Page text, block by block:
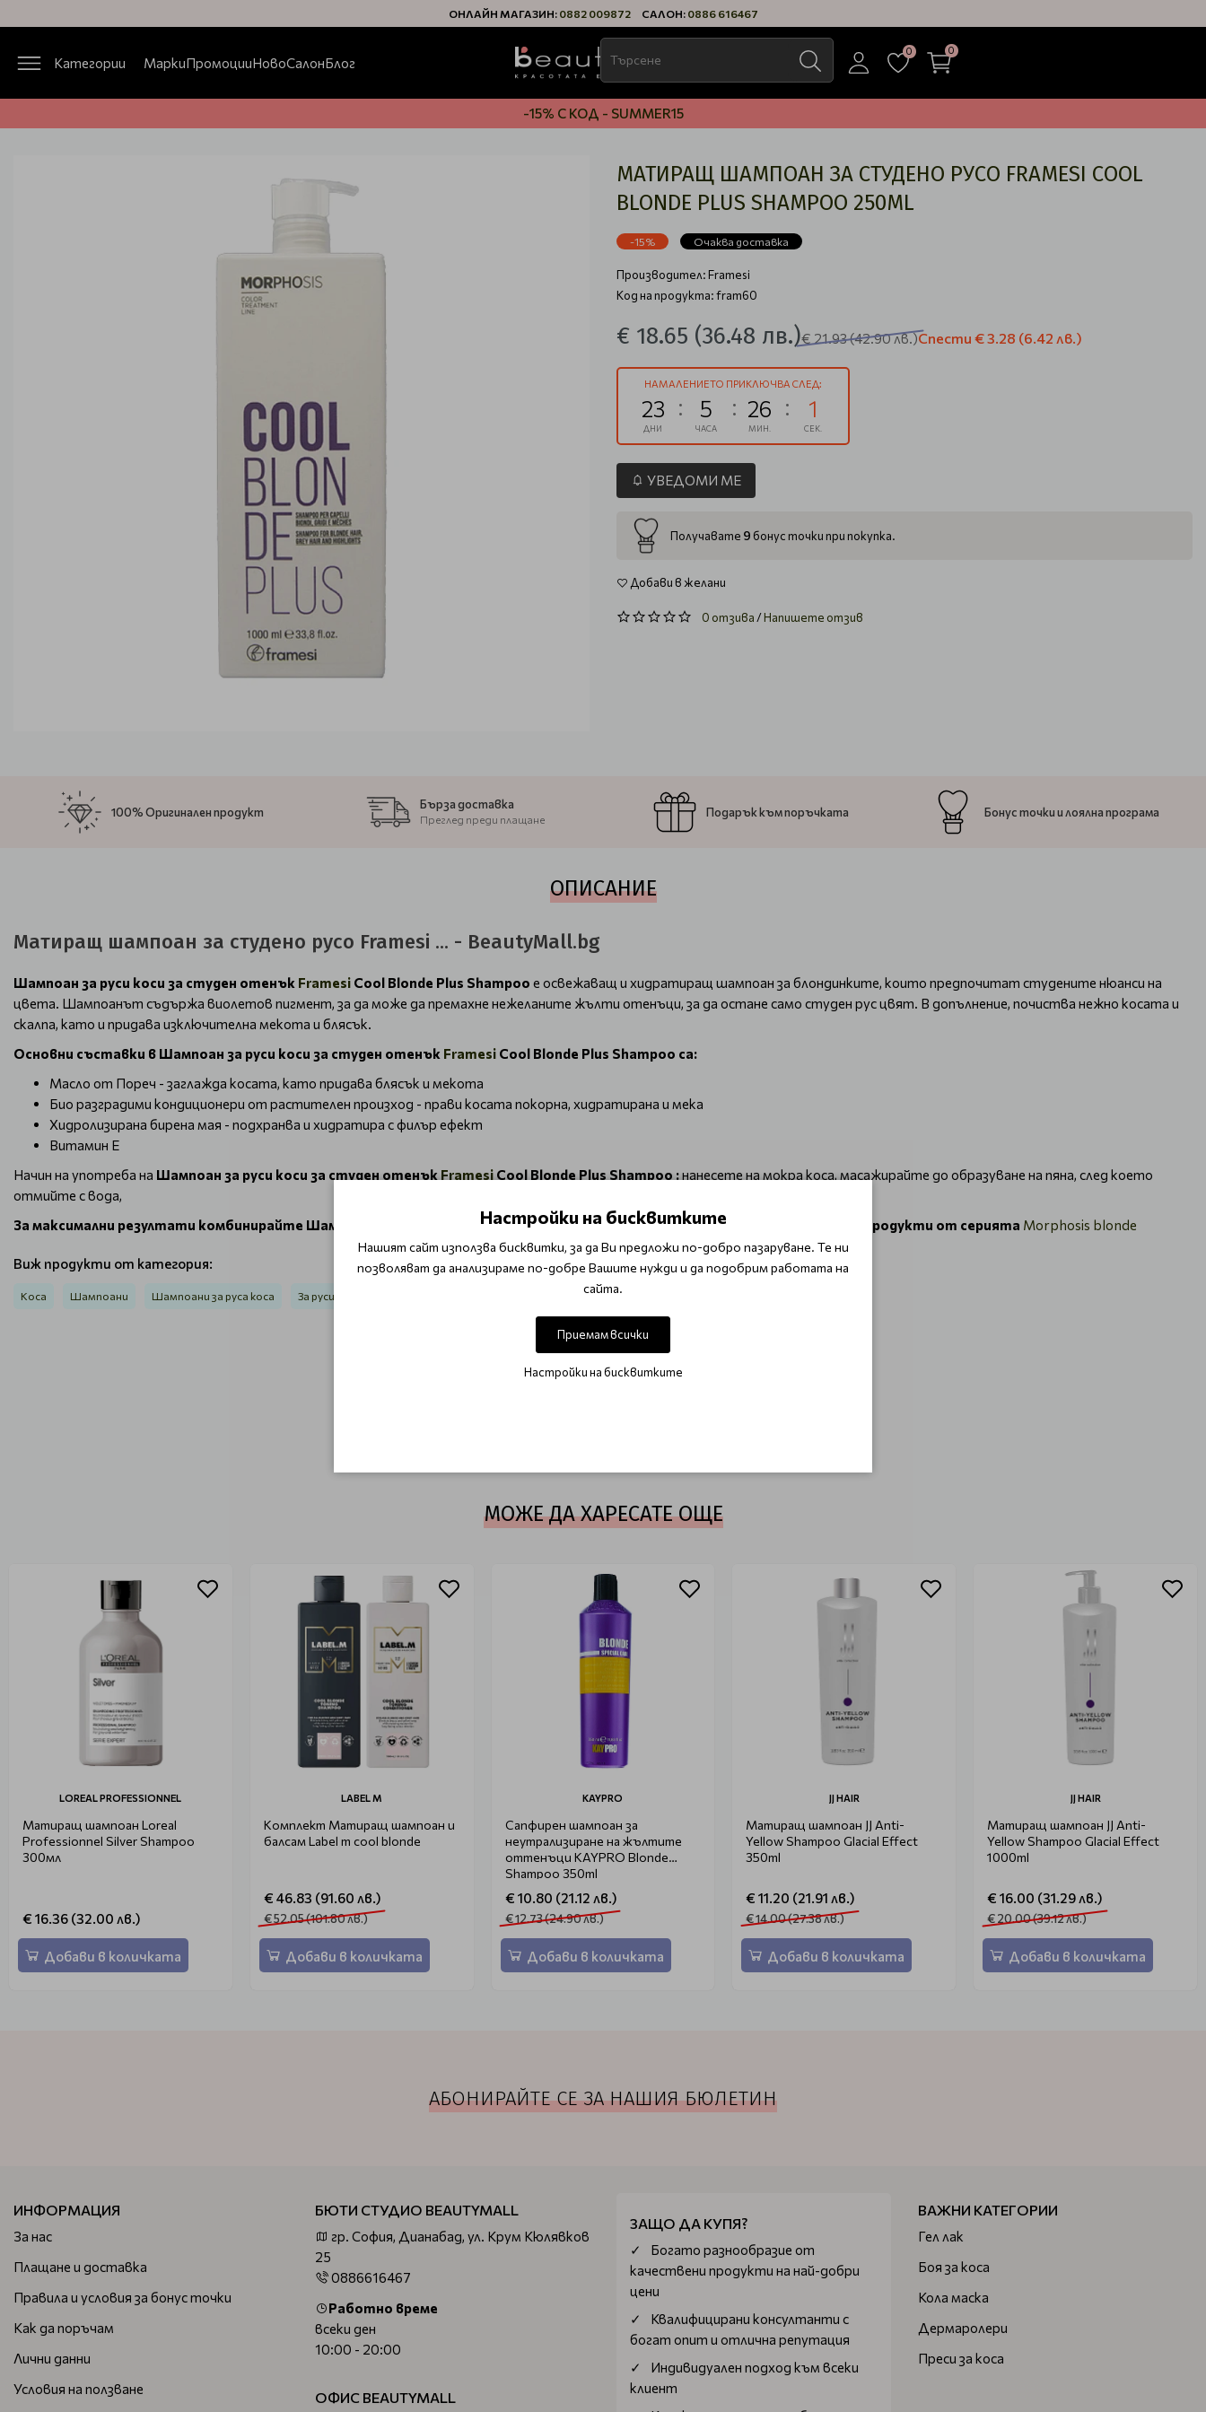
ОНЛАЙН МАГАЗИН: 0882 009872 САЛОН: 0886 616467
Категории МаркиПромоцииНовоСалонБлог
0 0
-15% С КОД - SUMMER15
МАТИРАЩ ШАМПОАН ЗА СТУДЕНО РУСО FRAMESI COOL
BLONDE PLUS SHAMPOO 250ML
-15% Очаква доставка
Производител:Framesi
Код на продукта: fram60
€ 18.65 (36.48 лв.)€ 21.93(42.90 лв.)Спести € 3.28 (6.42 лв.)
НАМАЛЕНИЕТО ПРИКЛЮЧВА СЛЕД:
23
ДНИ
5
ЧАСА
26
МИН.
1
СЕК.
УВЕДОМИ МЕ
Получавате 9 бонус точки при покупка.
Добави в желани
0 отзива/Напишете отзив
100% Оригинален продукт
Бърза доставка
Преглед преди плащане
Подарък към поръчката Бонус точки и лоялна програма
ОПИСАНИЕ
Матиращ шампоан за студено русо Framesi ... - BeautyMall.bg
Шампоан за руси коси за студен отенък Framesi Cool Blonde Plus Shampoo е освежаващ и хидратиращ шампоан за блондинките, които предпочитат студените нюанси на
цвета. Шампоанът съдържа виолетов пигмент, за да може да премахне нежеланите жълти отенъци, за да остане само студен рус цвят. В допълнение, почиства нежно косата и
скалпа, като и придава изключителна мекота и блясък.
Основни съставки в Шампоан за руси коси за студен отенък Framesi Cool Blonde Plus Shampoo са:
Масло от Пореч - заглажда косата, като придава блясък и мекота
Био разградими кондиционери от растителен произход - прави косата покорна, хидратирана и мека
Хидролизирана бирена мая - подхранва и хидратира с филър ефект
Витамин Е
Начин на употреба на Шампоан за руси коси за студен отенък Framesi Cool Blonde Plus Shampoo :нанесете на мокра коса, масажирайте до образуване на пяна, след което
отмийте с вода,
За максимални резултати комбинирайте Шампоан за руси коси за студен отенъкFramesiCool Blonde Plus, с останалите продукти от серията Morphosis blonde
Виж продукти от категория:
Коса Шампоани Шампоани за руса коса За руси коси / Framesi Morphosis blonde Матиращи шампоани
ОТЗИВИ (0)
МОЖЕ ДА ХАРЕСАТЕ ОЩЕ
LOREAL PROFESSIONNEL
Матиращ шампоан Loreal
Professionnel Silver Shampoo
300мл
€ 16.36 (32.00 лв.)
Добави в количката
LABEL M
Комплект Матиращ шампоан и
балсам Label m cool blonde
€ 46.83 (91.60 лв.)
€ 52.05 (101.80 лв.)
Добави в количката
KAYPRO
Сапфирен шампоан за
неутрализиране на жълтите
оттенъци KAYPRO Blonde
Shampoo 350ml
€ 10.80 (21.12 лв.)
€ 12.73 (24.90 лв.)
Добави в количката
JJ HAIR
Матиращ шампоан JJ Anti-
Yellow Shampoo Glacial Effect
350ml
€ 11.20 (21.91 лв.)
€ 14.00 (27.38 лв.)
Добави в количката
JJ HAIR
Матиращ шампоан JJ Anti-
Yellow Shampoo Glacial Effect
1000ml
€ 16.00 (31.29 лв.)
€ 20.00 (39.12 лв.)
Добави в количката
АБОНИРАЙТЕ СЕ ЗА НАШИЯ БЮЛЕТИН
ИНФОРМАЦИЯ
За нас
Плащане и доставка
Правила и условия за бонус точки
Как да поръчам
Лични данни
Условия на ползване
БЮТИ СТУДИО BEAUTYMALL
гр. София, Дианабад, ул. Крум Кюлявков
25
0886616467
Работно време
всеки ден
10:00 - 20:00
ОФИС BEAUTYMALL
ЗАЩО ДА КУПЯ?
Богатo разнообразие от
качествени продукти на най-добри
цени
Квалифицирани консултанти с
богат опит и отлична репутация
Индивидуален подход към всеки
клиент
ВАЖНИ КАТЕГОРИИ
Гел лак
Боя за коса
Кола маска
Дермаролери
Преси за коса
Настройки на бисквитките
Нашият сайт използва бисквитки, за да Ви предложи по-добро пазаруване. Те ни
позволяват да анализираме по-добре Вашите нужди и да подобрим работата на
сайта.
Приемам всички
Настройки на бисквитките